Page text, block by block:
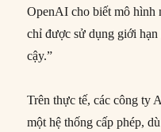
OpenAI cho biết mô hình
chỉ được sử dụng giới
cậy.”
Trên thực tế, các công ty
một hệ thống cấp phép,